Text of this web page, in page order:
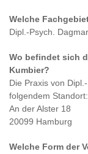
Welche
Dipl.-Psych.
Wo befindet sich
Kumbier?
Die Praxis von
folgendem Standort:
An der Alster 18
20099 Hamburg
Welche Form der